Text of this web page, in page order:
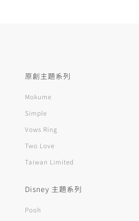
原創主題系列
Mokume
Simple
Vows Ring
Two Love
Taiwan Limited
Disney 主題系列
Pooh